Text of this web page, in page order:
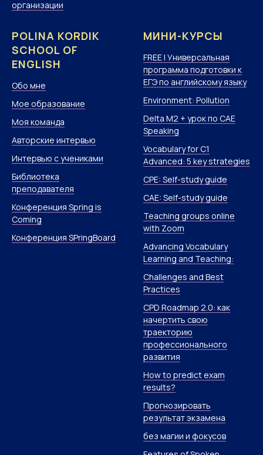
организации
POLINA KORDIK
SCHOOL OF
ENGLISH
Обо мне
Мое образование
Моя команда
Авторские интервью
Интервью с учениками
Библиотека
преподавателя
Конференция Spring is
Coming
Конференция SPringBoard
МИНИ-КУРСЫ
FREE | Универсальная
программа подготовки к
ЕГЭ по английскому языку
Environment: Pollution
Delta M2 + урок по CAE
Speaking
Vocabulary for C1
Advanced: 5 key strategies
CPE: Self-study guide
CAE: Self-study guide
Teaching groups online
with Zoom
Advancing Vocabulary
Learning and Teaching:
Challenges and Best
Practices
CPD Roadmap 2.0: как
начертить свою
траекторию
профессионального
развития
How to predict exam
results?
Прогнозировать
результат экзамена
без магии и фокусов